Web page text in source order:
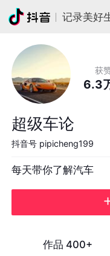
记录美好
获
6.3
超级车论
抖音号 pipicheng199
每天带你了解汽车
作品 400+